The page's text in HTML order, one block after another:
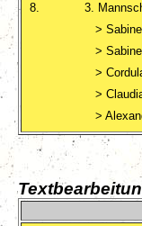
8.
3.
>
>
>
>
>